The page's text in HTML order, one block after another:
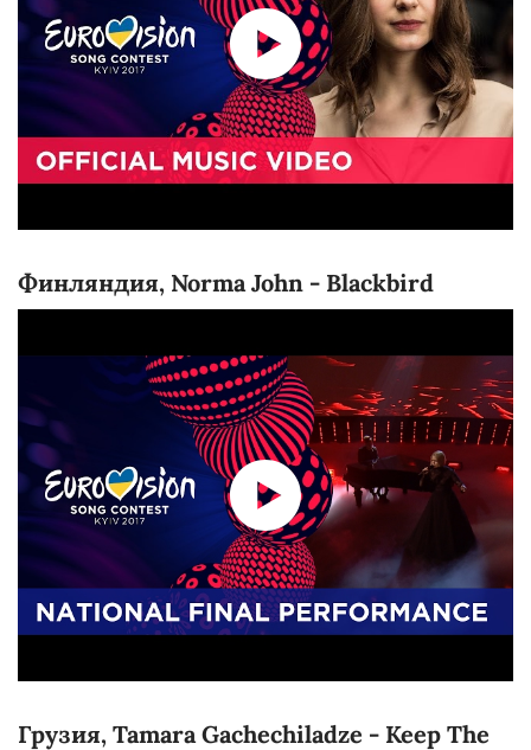
Финляндия, Norma John - Blackbird
Грузия, Tamara Gachechiladze - Keep The